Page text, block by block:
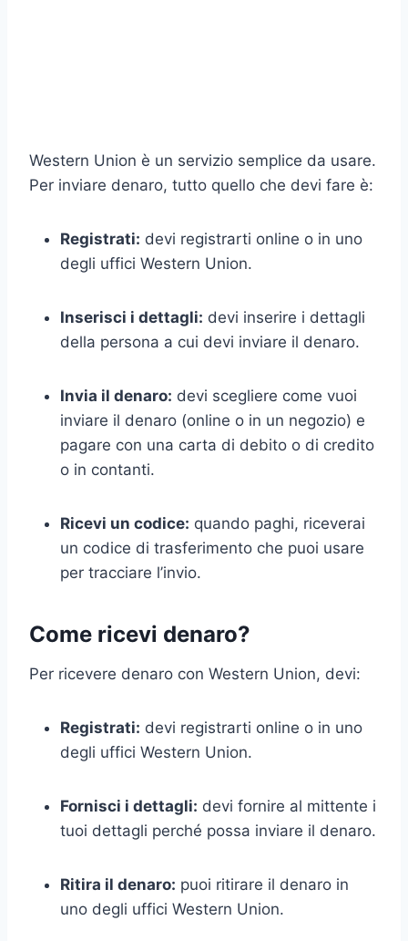
Western Union è un servizio semplice da usare.
Per inviare denaro, tutto quello che devi fare è:
Registrati: devi registrarti online o in uno
degli uffici Western Union.
Inserisci i dettagli: devi inserire i dettagli
della persona a cui devi inviare il denaro.
Invia il denaro: devi scegliere come vuoi
inviare il denaro (online o in un negozio) e
pagare con una carta di debito o di credito
o in contanti.
Ricevi un codice: quando paghi, riceverai
un codice di trasferimento che puoi usare
per tracciare l’invio.
Come ricevi denaro?
Per ricevere denaro con Western Union, devi:
Registrati: devi registrarti online o in uno
degli uffici Western Union.
Fornisci i dettagli: devi fornire al mittente i
tuoi dettagli perché possa inviare il denaro.
Ritira il denaro: puoi ritirare il denaro in
uno degli uffici Western Union.